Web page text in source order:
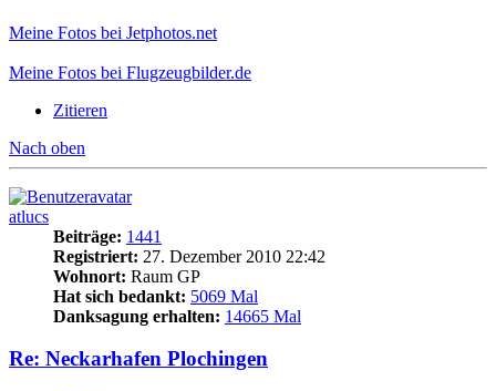
Meine Fotos bei Jetphotos.net
Meine Fotos bei Flugzeugbilder.de
Zitieren
Nach oben
atlucs
Beiträge: 1441
Registriert: 27. Dezember 2010 22:42
Wohnort: Raum GP
Hat sich bedankt: 5069 Mal
Danksagung erhalten: 14665 Mal
Re: Neckarhafen Plochingen